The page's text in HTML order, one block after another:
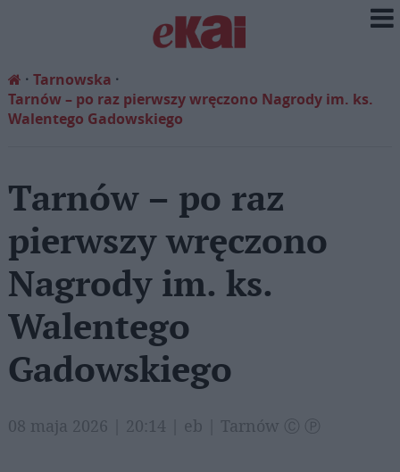
Tarnowska
Tarnów – po raz pierwszy wręczono Nagrody im. ks.
Walentego Gadowskiego
Tarnów – po raz
pierwszy wręczono
Nagrody im. ks.
Walentego
Gadowskiego
08 maja 2026 | 20:14 | eb | Tarnów Ⓒ Ⓟ